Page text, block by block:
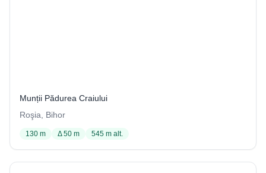
Munții Pădurea Craiului
Roşia, Bihor
130 m Δ 50 m 545 m alt.